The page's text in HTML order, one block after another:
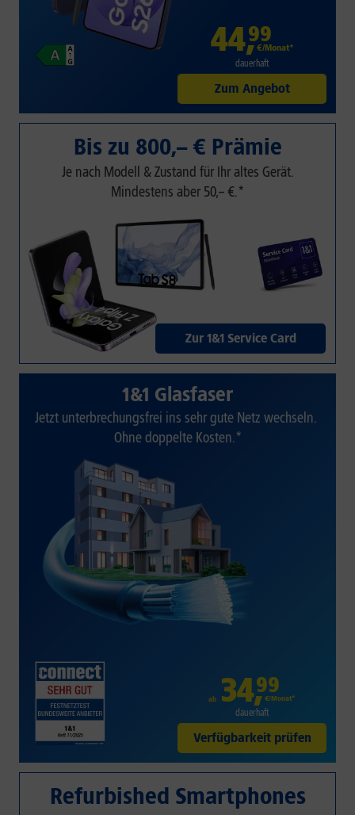
44,99
€/Monat*
dauerhaft
Zum Angebot
Bis zu 800,– € Prämie
Je nach Modell & Zustand für Ihr altes Gerät.
Mindestens aber 50,– €.*
Zur 1&1 Service Card
1&1 Glasfaser
Jetzt unterbrechungsfrei ins sehr gute Netz wechseln.
Ohne doppelte Kosten.*
ab 34,99
€/Monat*
dauerhaft
Verfügbarkeit prüfen
Refurbished Smartphones